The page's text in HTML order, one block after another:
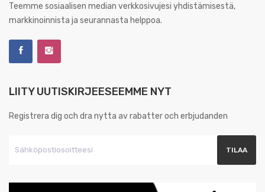
Teemme sosiaalisen median verkkosivujesi yhdistämisestä,
markkinoinnista ja seurannasta helppoa.
LIITY UUTISKIRJEESEEMME NYT
Registrera dig och dra nytta av rabatter och erbjudanden